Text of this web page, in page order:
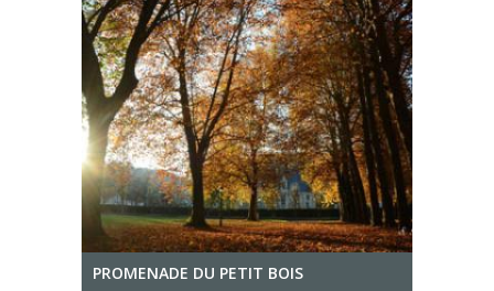
PROMENADE DU PETIT BOIS